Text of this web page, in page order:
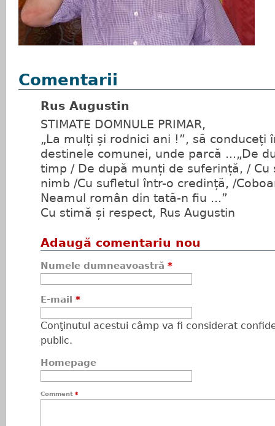
Comentarii
Rus Augustin
STIMATE DOMNULE PRIMAR,
„La mulți și rodnici ani !”, să conduceți
destinele comunei, unde parcă ...„De
timp / De după munți de suferință, / Cu
nimb /Cu sufletul într-o credință, /
Neamul român din tată-n fiu ...”
Cu stimă și respect, Rus Augustin
Adaugă comentariu nou
Numele dumneavoastră *
E-mail *
Conţinutul acestui câmp va fi considerat
public.
Homepage
Comment *